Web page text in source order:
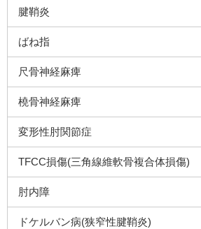
腱鞘炎
ばね指
尺骨神経麻痺
橈骨神経麻痺
変形性肘関節症
TFCC損傷(三角線維軟骨複合体損傷)
肘内障
ドケルバン病(狭窄性腱鞘炎)